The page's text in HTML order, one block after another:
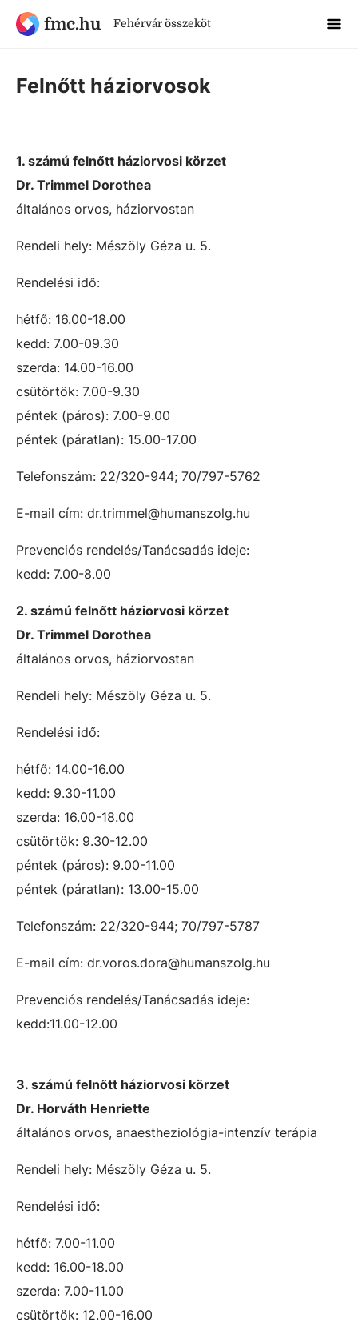
fmc.hu Fehérvár összeköt
Felnőtt háziorvosok
1. számú felnőtt háziorvosi körzet
Dr. Trimmel Dorothea
általános orvos, háziorvostan
Rendeli hely: Mészöly Géza u. 5.
Rendelési idő:
hétfő: 16.00-18.00
kedd: 7.00-09.30
szerda: 14.00-16.00
csütörtök: 7.00-9.30
péntek (páros): 7.00-9.00
péntek (páratlan): 15.00-17.00
Telefonszám: 22/320-944; 70/797-5762
E-mail cím: dr.trimmel@humanszolg.hu
Prevenciós rendelés/Tanácsadás ideje:
kedd: 7.00-8.00
2. számú felnőtt háziorvosi körzet
Dr. Trimmel Dorothea
általános orvos, háziorvostan
Rendeli hely: Mészöly Géza u. 5.
Rendelési idő:
hétfő: 14.00-16.00
kedd: 9.30-11.00
szerda: 16.00-18.00
csütörtök: 9.30-12.00
péntek (páros): 9.00-11.00
péntek (páratlan): 13.00-15.00
Telefonszám: 22/320-944; 70/797-5787
E-mail cím: dr.voros.dora@humanszolg.hu
Prevenciós rendelés/Tanácsadás ideje:
kedd:11.00-12.00
3. számú felnőtt háziorvosi körzet
Dr. Horváth Henriette
általános orvos, anaestheziológia-intenzív terápia
Rendeli hely: Mészöly Géza u. 5.
Rendelési idő:
hétfő: 7.00-11.00
kedd: 16.00-18.00
szerda: 7.00-11.00
csütörtök: 12.00-16.00